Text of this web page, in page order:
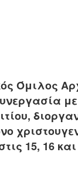
Όμιλος
15, 16